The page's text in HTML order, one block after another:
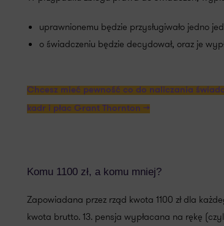
uprawnionemu będzie przysługiwało jedno
o świadczeniu będzie decydował, oraz je
Chcesz mieć pewność co do naliczania
kadr i płac Grant Thornton >>
Komu 1100 zł, a komu mniej?
Zapowiadana przez rząd kwota 1100 zł dla
kwota brutto. 13. pensja wypłacana na rękę